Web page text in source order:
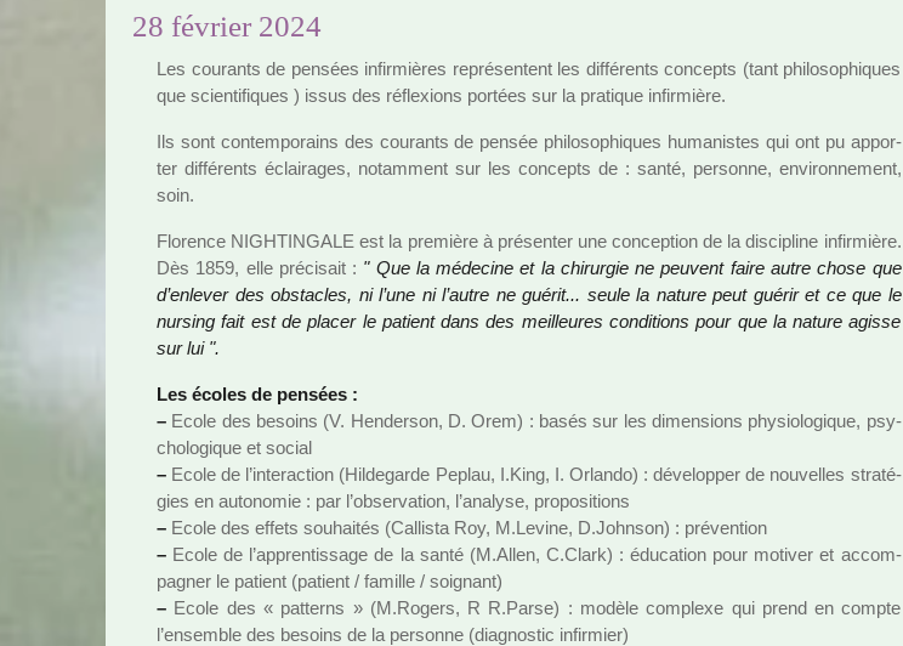
28 février 2024
Les cou­rants de pen­sées infir­miè­res repré­sen­tent les dif­fé­rents concepts (tant phi­lo­so­phi­ques
que scien­ti­fi­ques ) issus des réflexions por­tées sur la pra­ti­que infir­mière.
Ils sont contem­po­rains des cou­rants de pensée phi­lo­so­phi­ques huma­nis­tes qui ont pu appor­
ter dif­fé­rents éclairages, notam­ment sur les concepts de : santé, per­sonne, envi­ron­ne­ment,
soin.
Florence NIGHTINGALE est la pre­mière à pré­sen­ter une concep­tion de la dis­ci­pline infir­mière.
Dès 1859, elle pré­ci­sait : " Que la méde­cine et la chi­rur­gie ne peu­vent faire autre chose que
d’enle­ver des obs­ta­cles, ni l’une ni l’autre ne guérit... seule la nature peut guérir et ce que le
nur­sing fait est de placer le patient dans des meilleu­res condi­tions pour que la nature agisse
sur lui ".
Les écoles de pen­sées :
– Ecole des besoins (V. Henderson, D. Orem) : basés sur les dimen­sions phy­sio­lo­gi­que, psy­
cho­lo­gi­que et social
– Ecole de l’inte­rac­tion (Hildegarde Peplau, I.King, I. Orlando) : déve­lop­per de nou­vel­les stra­té­
gies en auto­no­mie : par l’obser­va­tion, l’ana­lyse, pro­po­si­tions
– Ecole des effets sou­hai­tés (Callista Roy, M.Levine, D.Johnson) : pré­ven­tion
– Ecole de l’appren­tis­sage de la santé (M.Allen, C.Clark) : éducation pour moti­ver et accom­
pa­gner le patient (patient / famille / soi­gnant)
– Ecole des « pat­terns » (M.Rogers, R R.Parse) : modèle com­plexe qui prend en compte
l’ensem­ble des besoins de la per­sonne (diag­nos­tic infir­mier)